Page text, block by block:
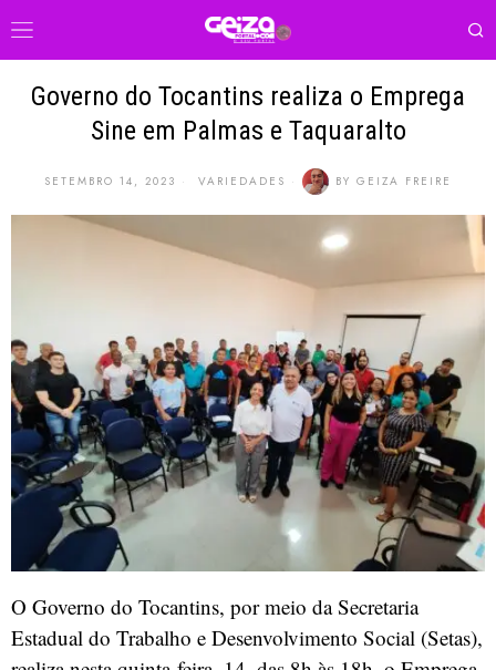
Governo do Tocantins realiza o Emprega
Sine em Palmas e Taquaralto
SETEMBRO 14, 2023 VARIEDADES BY GEIZA FREIRE
O Governo do Tocantins, por meio da Secretaria
Estadual do Trabalho e Desenvolvimento Social (Setas),